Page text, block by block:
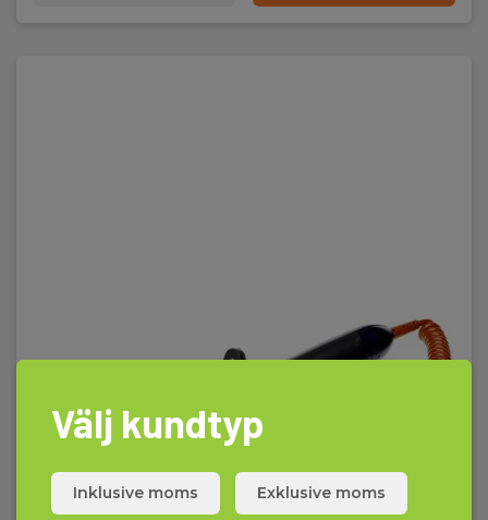
Välj kundtyp
Inklusive moms Exklusive moms